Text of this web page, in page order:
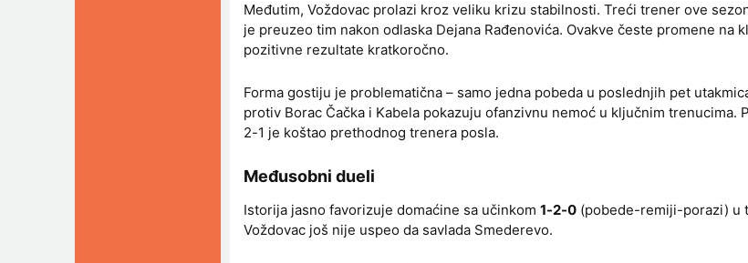
Međutim, Voždovac prolazi kroz veliku krizu stabilnosti. Treći trener ove
je preuzeo tim nakon odlaska Dejana Rađenovića. Ovakve česte promene na
pozitivne rezultate kratkoročno.
Forma gostiju je problematična – samo jedna pobeda u poslednjih pet
protiv Borac Čačka i Kabela pokazuju ofanzivnu nemoć u ključnim trenucima.
2-1 je koštao prethodnog trenera posla.
Međusobni dueli
Istorija jasno favorizuje domaćine sa učinkom 1-2-0 (pobede-remiji-porazi) u
Voždovac još nije uspeo da savlada Smederevo.